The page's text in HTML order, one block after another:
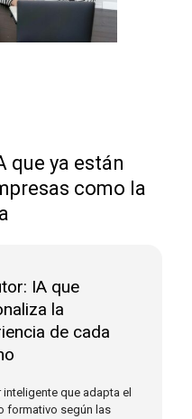
que ya están
como la
IA que
la
de cada
inteligente que adapta el
formativo según las